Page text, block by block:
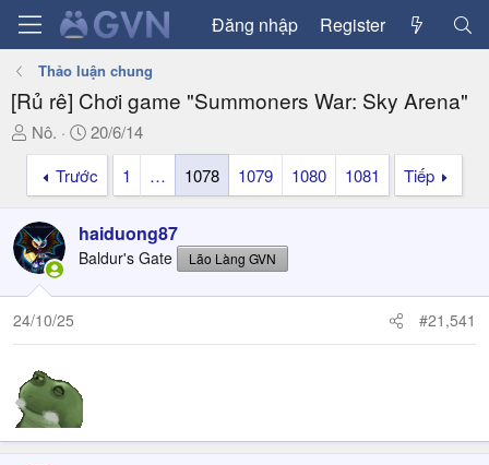
Đăng nhập Register
Thảo luận chung
[Rủ rê] Chơi game "Summoners War: Sky Arena"
T
h
e
a
d
s
t
a
e
r
Nô.
N
g
à
y
ử
i
20/6/14
Trước
1 … 1078 1079 1080 1081 Tiếp
haiduong87
Baldur's Gate Lão Làng GVN
24/10/25 #21,541